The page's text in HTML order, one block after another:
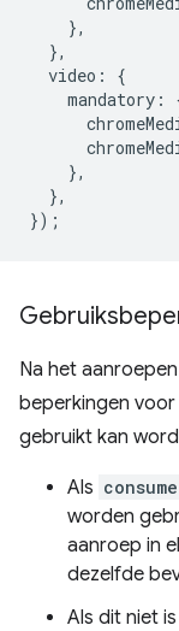
},
},
video :
{
mandatory :
},
},
});
Na het
beperkingen
gebruikt kan
Als
worden
aanroep in
dezelfde
Als dit niet